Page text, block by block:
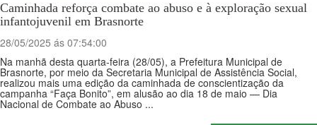
Caminhada reforça combate ao abuso e à exploração sexual
infantojuvenil em Brasnorte
28/05/2025 ás 07:54:00
Na manhã desta quarta-feira (28/05), a Prefeitura Municipal de
Brasnorte, por meio da Secretaria Municipal de Assistência Social,
realizou mais uma edição da caminhada de conscientização da
campanha “Faça Bonito”, em alusão ao dia 18 de maio — Dia
Nacional de Combate ao Abuso ...